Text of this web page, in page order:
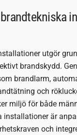
utgör
brandskydd.
brandlarm,
och
miljö för både
installationer är
och